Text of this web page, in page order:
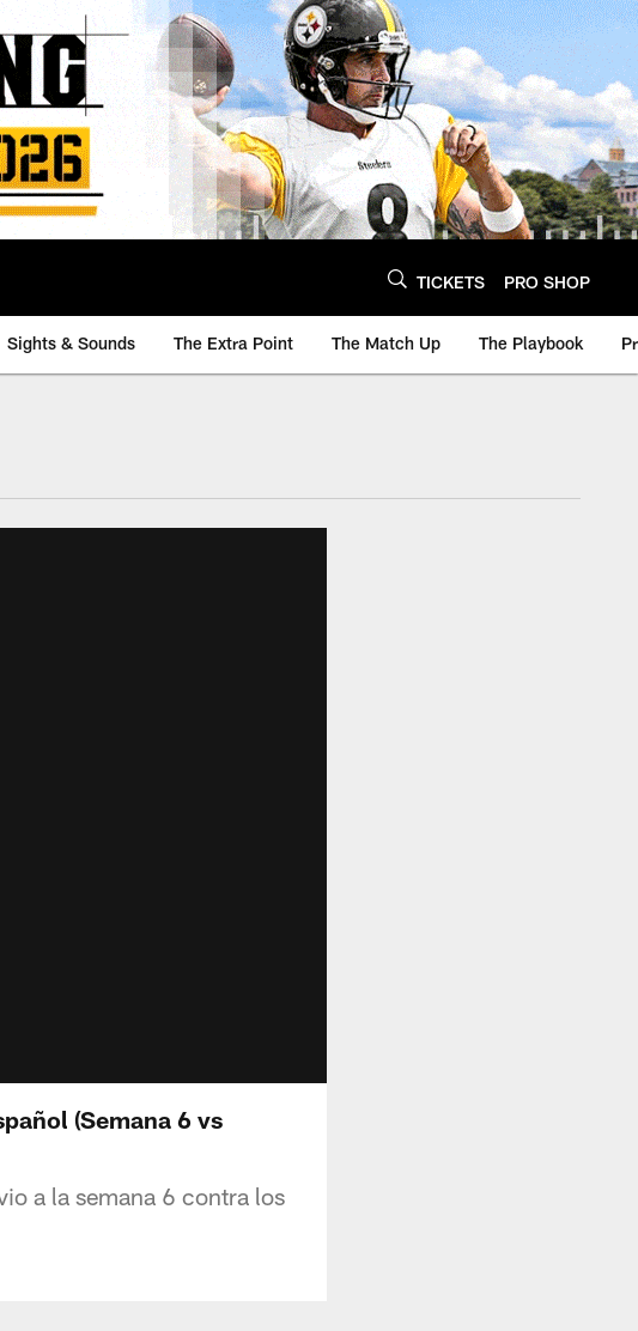
TICKETS PRO SHOP
Sights & Sounds The Extra Point The Match Up The Playbook
(Semana 6 vs
a la semana 6 contra los